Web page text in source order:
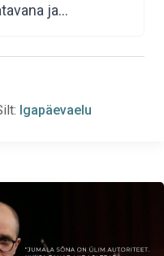
ja…
Igapäevaelu